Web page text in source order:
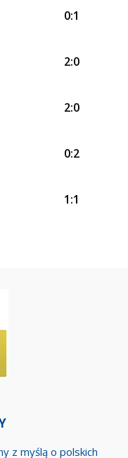
0:1
2:0
2:0
0:2
1:1
z myślą o polskich